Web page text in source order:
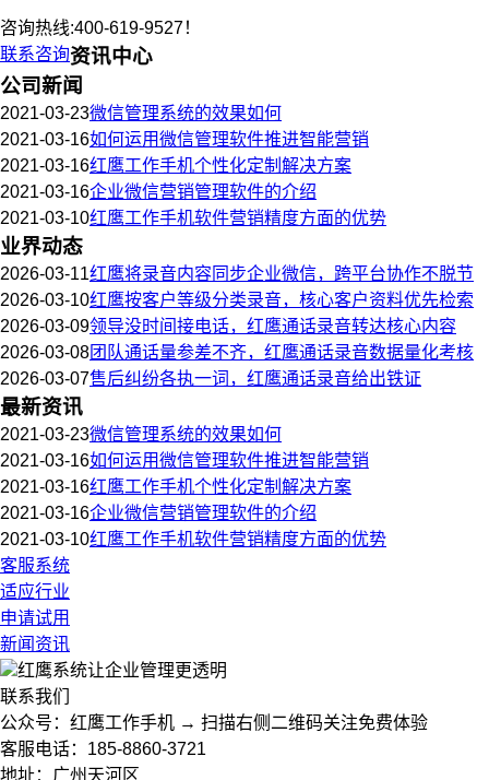
咨询热线:400-619-9527！
联系咨询资讯中心
公司新闻
2021-03-23微信管理系统的效果如何
2021-03-16如何运用微信管理软件推进智能营销
2021-03-16红鹰工作手机个性化定制解决方案
2021-03-16企业微信营销管理软件的介绍
2021-03-10红鹰工作手机软件营销精度方面的优势
业界动态
2026-03-11红鹰将录音内容同步企业微信，跨平台协作不脱节
2026-03-10红鹰按客户等级分类录音，核心客户资料优先检索
2026-03-09领导没时间接电话，红鹰通话录音转达核心内容
2026-03-08团队通话量参差不齐，红鹰通话录音数据量化考核
2026-03-07售后纠纷各执一词，红鹰通话录音给出铁证
最新资讯
2021-03-23微信管理系统的效果如何
2021-03-16如何运用微信管理软件推进智能营销
2021-03-16红鹰工作手机个性化定制解决方案
2021-03-16企业微信营销管理软件的介绍
2021-03-10红鹰工作手机软件营销精度方面的优势
客服系统
适应行业
申请试用
新闻资讯
红鹰系统让企业管理更透明
联系我们
公众号：红鹰工作手机 → 扫描右侧二维码关注免费体验
客服电话：185-8860-3721
地址：广州天河区